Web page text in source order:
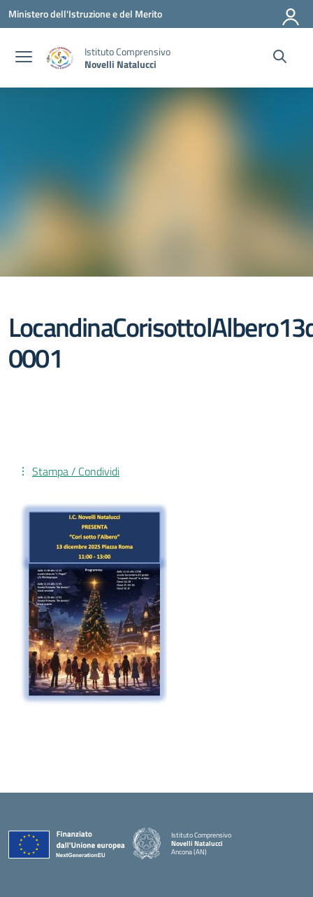
Vai ai contenuti
Vai al menu di navigazione
Vai al footer
Ministero dell'Istruzione e del Merito
Istituto Comprensivo
Novelli Natalucci
0001
Stampa / Condividi
Istituto Comprensivo
Novelli Natalucci
Ancona (AN)